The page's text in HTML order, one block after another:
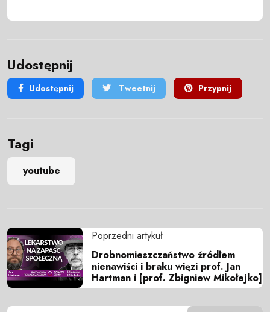
Udostępnij
Udostępnij Tweetnij Przypnij
Tagi
youtube
Poprzedni artykuł
Drobnomieszczaństwo źródłem
nienawiści i braku więzi prof. Jan
Hartman i [prof. Zbigniew Mikołejko]